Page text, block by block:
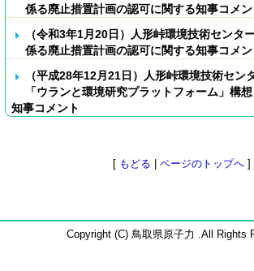
係る廃止措置計画の認可に関する知事コメ
（令和3年1月20日）人形峠環境技術センタ
係る廃止措置計画の認可に関する知事コメ
（平成28年12月21日）人形峠環境技術セン
「ウランと環境研究プラットフォーム」構
知事コメント
[ もどる ページのトップへ ]
Copyright (C) 鳥取県原子力 .All Rights